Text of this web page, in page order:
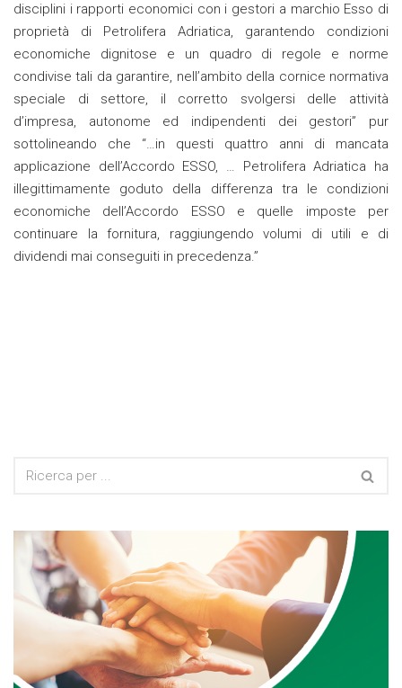
disciplini i rapporti economici con i gestori a marchio Esso di
proprietà di Petrolifera Adriatica, garantendo condizioni
economiche dignitose e un quadro di regole e norme
condivise tali da garantire, nell’ambito della cornice normativa
speciale di settore, il corretto svolgersi delle attività
d’impresa, autonome ed indipendenti dei gestori” pur
sottolineando che “…in questi quattro anni di mancata
applicazione dell’Accordo ESSO, … Petrolifera Adriatica ha
illegittimamente goduto della differenza tra le condizioni
economiche dell’Accordo ESSO e quelle imposte per
continuare la fornitura, raggiungendo volumi di utili e di
dividendi mai conseguiti in precedenza.”